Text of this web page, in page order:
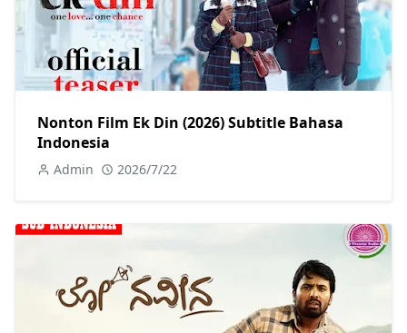
Nonton Film Ek Din (2026) Subtitle Bahasa
Indonesia
Admin 2026/7/22